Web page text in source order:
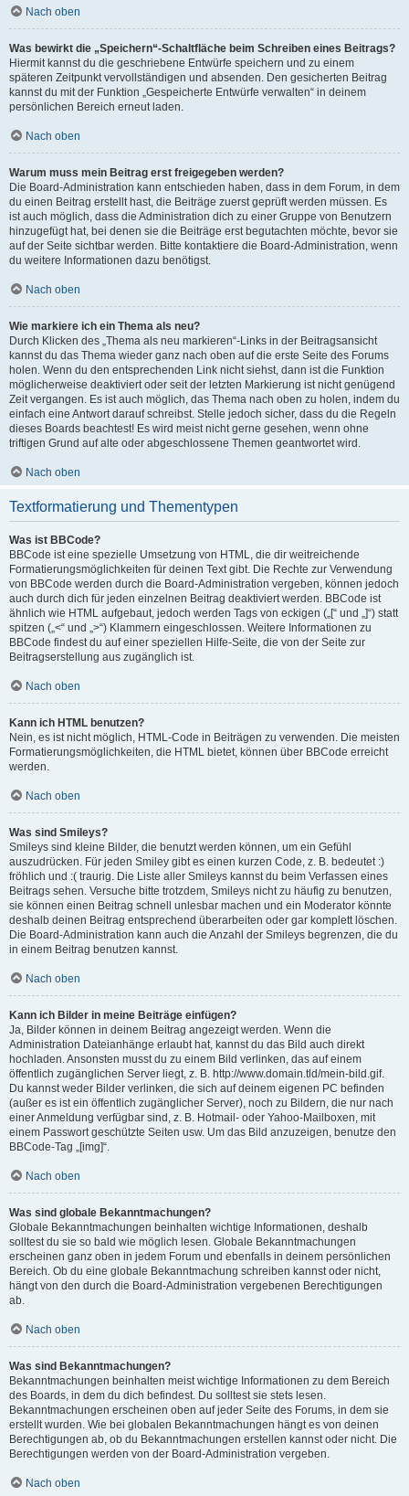
Nach oben
Was bewirkt die „Speichern“-Schaltfläche beim Schreiben eines Beitrags?
Hiermit kannst du die geschriebene Entwürfe speichern und zu einem
späteren Zeitpunkt vervollständigen und absenden. Den gesicherten Beitrag
kannst du mit der Funktion „Gespeicherte Entwürfe verwalten“ in deinem
persönlichen Bereich erneut laden.
Nach oben
Warum muss mein Beitrag erst freigegeben werden?
Die Board-Administration kann entschieden haben, dass in dem Forum, in dem
du einen Beitrag erstellt hast, die Beiträge zuerst geprüft werden müssen. Es
ist auch möglich, dass die Administration dich zu einer Gruppe von Benutzern
hinzugefügt hat, bei denen sie die Beiträge erst begutachten möchte, bevor sie
auf der Seite sichtbar werden. Bitte kontaktiere die Board-Administration, wenn
du weitere Informationen dazu benötigst.
Nach oben
Wie markiere ich ein Thema als neu?
Durch Klicken des „Thema als neu markieren“-Links in der Beitragsansicht
kannst du das Thema wieder ganz nach oben auf die erste Seite des Forums
holen. Wenn du den entsprechenden Link nicht siehst, dann ist die Funktion
möglicherweise deaktiviert oder seit der letzten Markierung ist nicht genügend
Zeit vergangen. Es ist auch möglich, das Thema nach oben zu holen, indem du
einfach eine Antwort darauf schreibst. Stelle jedoch sicher, dass du die Regeln
dieses Boards beachtest! Es wird meist nicht gerne gesehen, wenn ohne
triftigen Grund auf alte oder abgeschlossene Themen geantwortet wird.
Nach oben
Textformatierung und Thementypen
Was ist BBCode?
BBCode ist eine spezielle Umsetzung von HTML, die dir weitreichende
Formatierungsmöglichkeiten für deinen Text gibt. Die Rechte zur Verwendung
von BBCode werden durch die Board-Administration vergeben, können jedoch
auch durch dich für jeden einzelnen Beitrag deaktiviert werden. BBCode ist
ähnlich wie HTML aufgebaut, jedoch werden Tags von eckigen („[“ und „]“) statt
spitzen („<“ und „>“) Klammern eingeschlossen. Weitere Informationen zu
BBCode findest du auf einer speziellen Hilfe-Seite, die von der Seite zur
Beitragserstellung aus zugänglich ist.
Nach oben
Kann ich HTML benutzen?
Nein, es ist nicht möglich, HTML-Code in Beiträgen zu verwenden. Die meisten
Formatierungsmöglichkeiten, die HTML bietet, können über BBCode erreicht
werden.
Nach oben
Was sind Smileys?
Smileys sind kleine Bilder, die benutzt werden können, um ein Gefühl
auszudrücken. Für jeden Smiley gibt es einen kurzen Code, z. B. bedeutet :)
fröhlich und :( traurig. Die Liste aller Smileys kannst du beim Verfassen eines
Beitrags sehen. Versuche bitte trotzdem, Smileys nicht zu häufig zu benutzen,
sie können einen Beitrag schnell unlesbar machen und ein Moderator könnte
deshalb deinen Beitrag entsprechend überarbeiten oder gar komplett löschen.
Die Board-Administration kann auch die Anzahl der Smileys begrenzen, die du
in einem Beitrag benutzen kannst.
Nach oben
Kann ich Bilder in meine Beiträge einfügen?
Ja, Bilder können in deinem Beitrag angezeigt werden. Wenn die
Administration Dateianhänge erlaubt hat, kannst du das Bild auch direkt
hochladen. Ansonsten musst du zu einem Bild verlinken, das auf einem
öffentlich zugänglichen Server liegt, z. B. http://www.domain.tld/mein-bild.gif.
Du kannst weder Bilder verlinken, die sich auf deinem eigenen PC befinden
(außer es ist ein öffentlich zugänglicher Server), noch zu Bildern, die nur nach
einer Anmeldung verfügbar sind, z. B. Hotmail- oder Yahoo-Mailboxen, mit
einem Passwort geschützte Seiten usw. Um das Bild anzuzeigen, benutze den
BBCode-Tag „[img]“.
Nach oben
Was sind globale Bekanntmachungen?
Globale Bekanntmachungen beinhalten wichtige Informationen, deshalb
solltest du sie so bald wie möglich lesen. Globale Bekanntmachungen
erscheinen ganz oben in jedem Forum und ebenfalls in deinem persönlichen
Bereich. Ob du eine globale Bekanntmachung schreiben kannst oder nicht,
hängt von den durch die Board-Administration vergebenen Berechtigungen
ab.
Nach oben
Was sind Bekanntmachungen?
Bekanntmachungen beinhalten meist wichtige Informationen zu dem Bereich
des Boards, in dem du dich befindest. Du solltest sie stets lesen.
Bekanntmachungen erscheinen oben auf jeder Seite des Forums, in dem sie
erstellt wurden. Wie bei globalen Bekanntmachungen hängt es von deinen
Berechtigungen ab, ob du Bekanntmachungen erstellen kannst oder nicht. Die
Berechtigungen werden von der Board-Administration vergeben.
Nach oben